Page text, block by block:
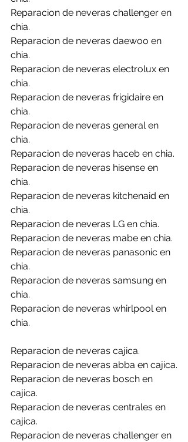
Reparacion de neveras challenger en
chia.
Reparacion de neveras daewoo en
chia.
Reparacion de neveras electrolux en
chia.
Reparacion de neveras frigidaire en
chia.
Reparacion de neveras general en
chia.
Reparacion de neveras haceb en chia.
Reparacion de neveras hisense en
chia.
Reparacion de neveras kitchenaid en
chia.
Reparacion de neveras LG en chia.
Reparacion de neveras mabe en chia.
Reparacion de neveras panasonic en
chia.
Reparacion de neveras samsung en
chia.
Reparacion de neveras whirlpool en
chia.
Reparacion de neveras cajica.
Reparacion de neveras abba en cajica.
Reparacion de neveras bosch en
cajica.
Reparacion de neveras centrales en
cajica.
Reparacion de neveras challenger en